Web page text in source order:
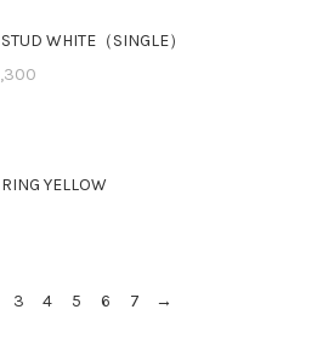
WHITE（SINGLE）
YELLOW
3 4 5 6 7 →